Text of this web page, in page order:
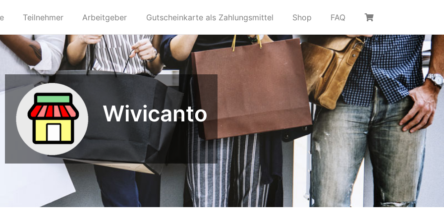
Teilnehmer Arbeitgeber Gutscheinkarte als Zahlungsmittel Shop FAQ
Wivicanto